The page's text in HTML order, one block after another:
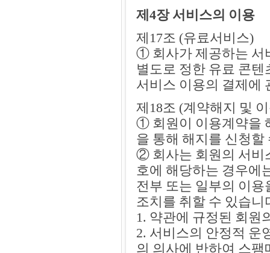
제4장 서비스의 이용
제17조 (유료서비스)
① 회사가 제공하는 서
별도로 정한 유료 콘
서비스 이용의 결제에
제18조 (계약해지 및
① 회원이 이용계약을
을 통해 해지를 신청할
② 회사는 회원의 서비
호에 해당하는 경우에
전부 또는 일부의 이
조치를 취할 수 있습니
1. 약관에 규정된 회원
2. 서비스의 안정적 운
의 의사에 반하여 스